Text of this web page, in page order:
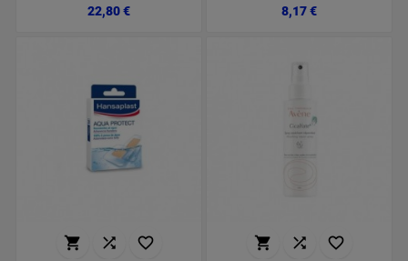
22,80 €Preço 8,17 €Preço
     